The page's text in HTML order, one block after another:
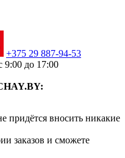
+375 29 887-94-53
9:00 до 17:00
придётся вносить никакие
заказов и сможете